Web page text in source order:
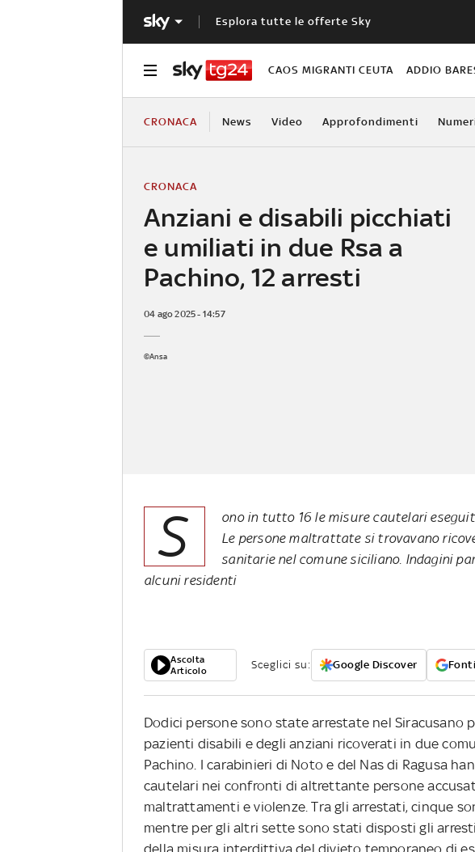
Esplora tutte le offerte Sky
CAOS MIGRANTI CEUTA ADDIO
CRONACA News Video Approfondimenti
Anziani e disabili picchiati
e umiliati in due Rsa a
Pachino, 12 arresti
CRONACA
04 ago 2025 - 14:57
©Ansa
S
ono in tutto 16 le misure cautelari
Le persone maltrattate si trovavano
sanitarie nel comune siciliano. Indagini
alcuni residenti
Ascolta
Articolo
Sceglici su: Google Discover
Dodici persone sono state arrestate nel Siracusano
pazienti disabili e degli anziani ricoverati in due
Pachino. I carabinieri di Noto e del Nas di Ragusa
cautelari nei confronti di altrettante persone
maltrattamenti e violenze. Tra gli arrestati, cinque
mentre per gli altri sette sono stati disposti gli